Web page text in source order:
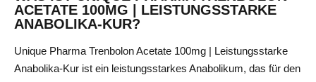
ACETATE 100MG | LEISTUNGSSTARKE
ANABOLIKA-KUR?
Unique Pharma Trenbolon Acetate 100mg | Leistungsstarke
Anabolika-Kur ist ein leistungsstarkes Anabolikum, das für den